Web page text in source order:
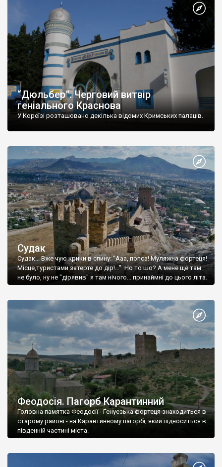
“Дюльбер”. Черговий витвір
геніального Краснова
У Кореїзі розташовано декілька відомих Кримських палаців.
Судак
Судак... Вже чую крики в спину: "Ааа, попса! Муляжна фортеця!
Місце,туристами затерте до дір!..." Но то шо? А мене ще там
не було, ну не "дірявив" я там нічого... принаймні до цього літа.
Феодосія. Пагорб Карантинний
Головна памятка Феодосії - Генуезька фортеця знаходиться в
старому районі - на Карантинному пагорбі, який підноситься в
південній частині міста.